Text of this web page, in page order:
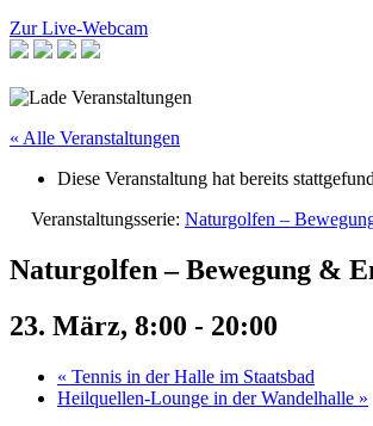
Zur Live-Webcam
« Alle Veranstaltungen
Diese Veranstaltung hat bereits
Veranstaltungsserie: Naturgolfen –
Naturgolfen – Bewegung &
23. März, 8:00 - 20:00
« Tennis in der Halle im Staatsbad
Heilquellen-Lounge in der Wandelhalle »